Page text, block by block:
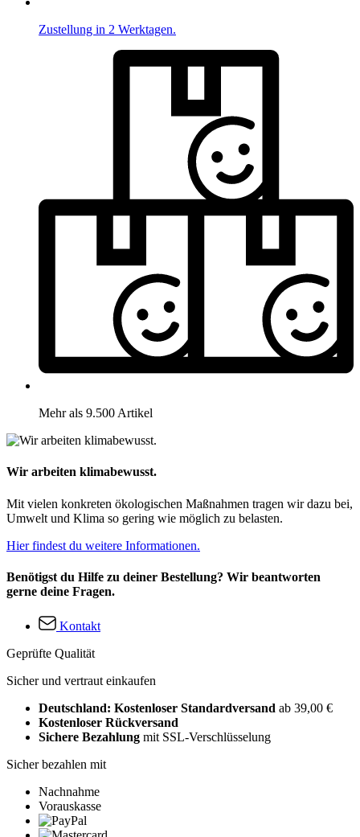
Zustellung in 2 Werktagen.
Mehr als 9.500 Artikel
Wir arbeiten klimabewusst.
Mit vielen konkreten ökologischen Maßnahmen tragen wir dazu bei,
Umwelt und Klima so gering wie möglich zu belasten.
Hier findest du weitere Informationen.
Benötigst du Hilfe zu deiner Bestellung? Wir beantworten
gerne deine Fragen.
Kontakt
Geprüfte Qualität
Sicher und vertraut einkaufen
Deutschland: Kostenloser Standardversand ab 39,00 €
Kostenloser Rückversand
Sichere Bezahlung mit SSL-Verschlüsselung
Sicher bezahlen mit
Nachnahme
Vorauskasse